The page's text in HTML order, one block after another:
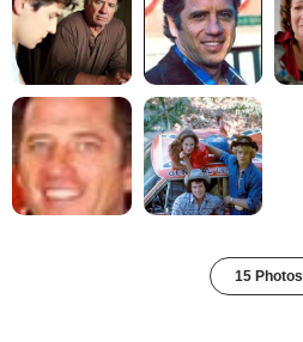
15 Photos